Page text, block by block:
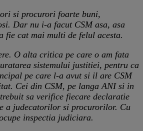
si procurori foarte buni,
Dar nu i-a facut CSM asa, asa
fie cat mai multi de felul acesta.
O alta critica pe care o am fata
sistemului justitiei, pentru ca
pe care l-a avut si il are CSM
Cei din CSM, pe langa ANI si in
sa verifice fiecare declaratie
a judecatorilor si procurorilor. Cu
inspectia judiciara.